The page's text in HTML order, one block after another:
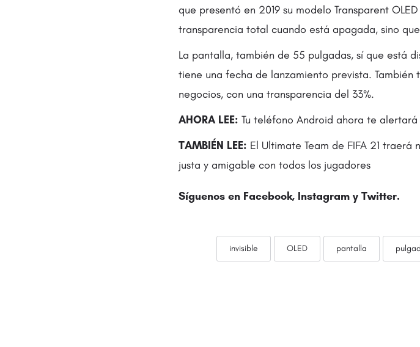
que presentó en 2019 su modelo Transparent
transparencia total cuando está apagada, sino
La pantalla, también de 55 pulgadas, sí que está
tiene una fecha de lanzamiento prevista.
negocios, con una transparencia del 33%.
AHORA LEE: Tu teléfono Android ahora te
TAMBIÉN LEE: El Ultimate Team de FIFA 21
justa y amigable con todos los jugadores
Síguenos en Facebook, Instagram y Twitter.
invisible OLED pantalla